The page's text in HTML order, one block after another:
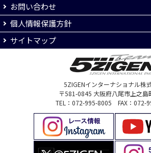
お問い合わせ
個人情報保護方針
サイトマップ
5ZIGENインターナショナル株
〒581-0845 大阪府八尾市上之島
TEL：072-995-8005 FAX：072-